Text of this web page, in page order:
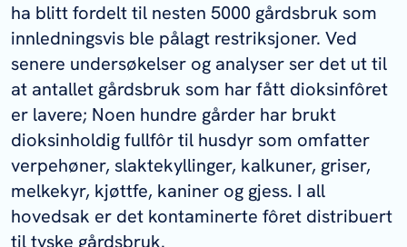
ha blitt fordelt til nesten 5000 gårdsbruk som
innledningsvis ble pålagt restriksjoner. Ved
senere undersøkelser og analyser ser det ut til
at antallet gårdsbruk som har fått dioksinfôret
er lavere; Noen hundre gårder har brukt
dioksinholdig fullfôr til husdyr som omfatter
verpehøner, slaktekyllinger, kalkuner, griser,
melkekyr, kjøttfe, kaniner og gjess. I all
hovedsak er det kontaminerte fôret distribuert
til tyske gårdsbruk.